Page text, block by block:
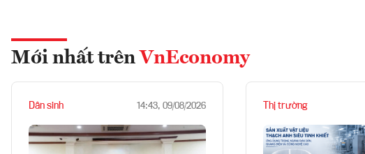
Mới nhất trên VnEconomy
Dân sinh 14:43, 09/08/2026 Thị trường